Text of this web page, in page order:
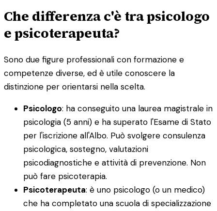
Che differenza c'è tra psicologo
e psicoterapeuta?
Sono due figure professionali con formazione e
competenze diverse, ed è utile conoscere la
distinzione per orientarsi nella scelta.
Psicologo: ha conseguito una laurea magistrale in
psicologia (5 anni) e ha superato l'Esame di Stato
per l'iscrizione all'Albo. Può svolgere consulenza
psicologica, sostegno, valutazioni
psicodiagnostiche e attività di prevenzione. Non
può fare psicoterapia.
Psicoterapeuta: è uno psicologo (o un medico)
che ha completato una scuola di specializzazione